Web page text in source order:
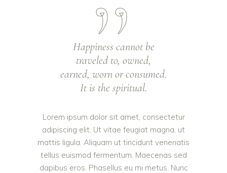
Happiness cannot be
traveled to, owned,
earned, worn or consumed.
It is the spiritual.
Lorem ipsum dolor sit amet, consectetur
adipiscing elit. Ut vitae feugiat magna, ut
mattis ligula. Aliquam ut tincidunt venenatis
tellus euismod fermentum. Maecenas sed
dapibus eros. Phasellus eu mi metus. Nunc